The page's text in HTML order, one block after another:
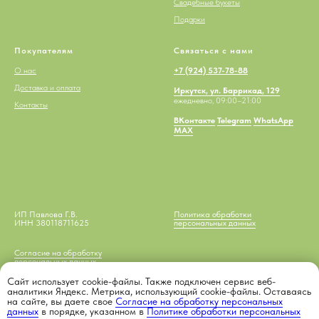
Сайт использует cookie-файлы. Также подключен сервис веб-
аналитики Яндекс. Метрика, использующий cookie-файлы. Оставаясь
на сайте, вы даете свое Согласие на обработку персональных
данных в порядке, указанном вПолитике обработки персональных
Подарки
Покупателям
О нас
Доставка и оплата
Контакты
Связаться с нами
+7 (924) 537-78-88
Иркутск, ул. Баррикад, 129
ежедневно, 09:00–21:00
ВКонтакте Telegram WhatsApp
MAX
ИП Павлова Г.В.
ИНН 380118711625
Политика обработки
персональных данных
Согласие на обработку
персональных данных